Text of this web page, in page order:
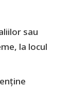
sau
la locul